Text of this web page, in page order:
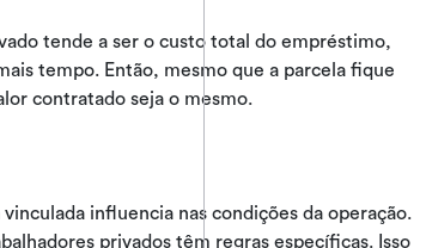
tende a ser o custo total do empréstimo,
tempo. Então, mesmo que a parcela fique
contratado seja o mesmo.
influencia nas condições da operação.
privados têm regras específicas. Isso